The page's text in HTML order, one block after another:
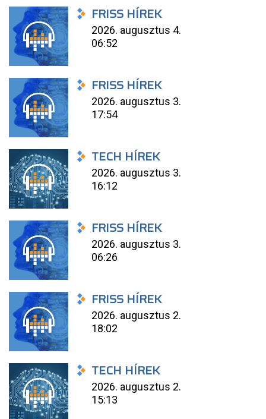
FRISS HÍREK
2026. augusztus 4.
06:52
FRISS HÍREK
2026. augusztus 3.
17:54
TECH HÍREK
2026. augusztus 3.
16:12
FRISS HÍREK
2026. augusztus 3.
06:26
FRISS HÍREK
2026. augusztus 2.
18:02
TECH HÍREK
2026. augusztus 2.
15:13